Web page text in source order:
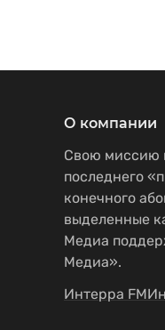
О компании
Свою миссию
последнего
конечного
выделенные
Медиа
Медиа».
Интерра FM